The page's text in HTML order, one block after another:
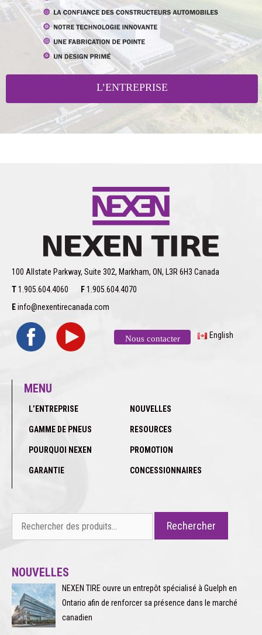
L’ENTREPRISE
100 Allstate Parkway, Suite 302, Markham, ON, L3R 6H3 Canada
T1.905.604.4060 F1.905.604.4070
Einfo@nexentirecanada.com
Nous contacter English
MENU
L’ENTREPRISE
GAMME DE PNEUS
POURQUOI NEXEN
GARANTIE
NOUVELLES
RESOURCES
PROMOTION
CONCESSIONNAIRES
Rechercher
NOUVELLES
NEXEN TIRE ouvre un entrepôt spécialisé à Guelph en
Ontario afin de renforcer sa présence dans le marché
canadien